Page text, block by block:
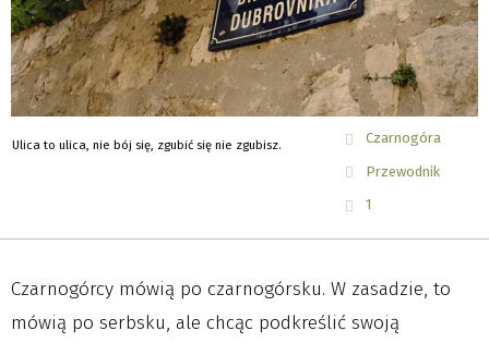
Czarnogóra
Przewodnik
1
Ulica to ulica, nie bój się, zgubić się nie zgubisz.
Czarnogórcy mówią po czarnogórsku. W zasadzie, to
mówią po serbsku, ale chcąc podkreślić swoją